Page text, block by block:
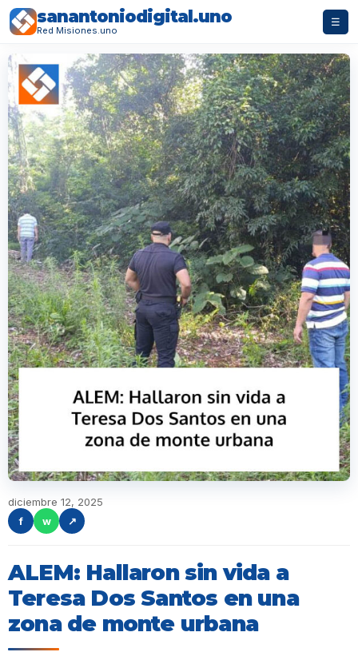
sanantoniodigital.uno
Red Misiones.uno
☰
diciembre 12, 2025
f
w ↗
ALEM: Hallaron sin vida a
Teresa Dos Santos en una
zona de monte urbana